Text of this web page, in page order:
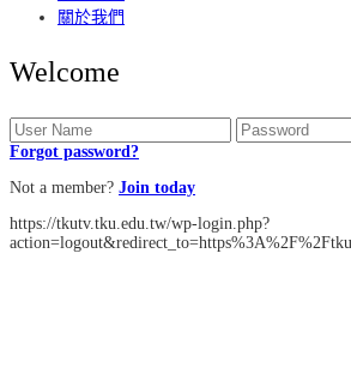
關於我們
Welcome
Forgot password?
Not a member? Join today
https://tkutv.tku.edu.tw/wp-login.php?